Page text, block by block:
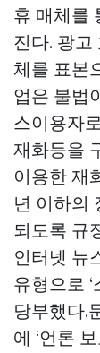
휴 매체를
진다. 광고
체를 표본
업은 불법
스이용자
재화등을
이용한 재
년 이하의
되도록 규
인터넷 뉴
유형으로
당부했다.
에 ‘언론